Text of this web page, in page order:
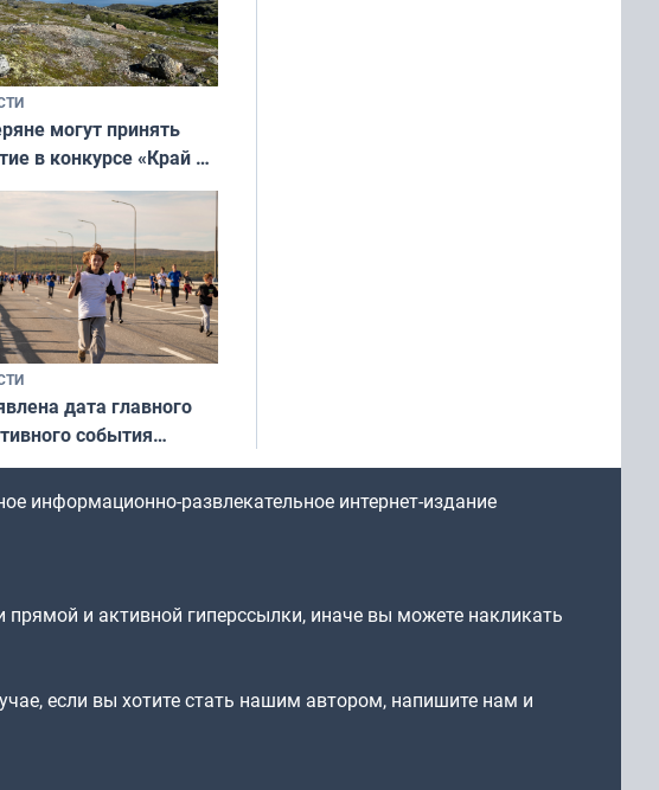
могут принять
в конкурсе «Край у
границы: фотогид
округу»
дата главного
события
как зарождался
«Гольфстрим»
информационно-развлекательное интернет-издание
и активной гиперссылки, иначе вы можете накликать
если вы хотите стать нашим автором, напишите нам и